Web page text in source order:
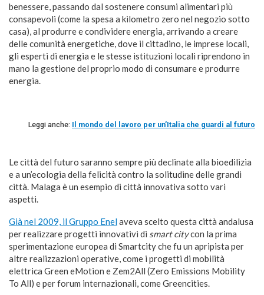
benessere, passando dal sostenere consumi alimentari più
consapevoli (come la spesa a kilometro zero nel negozio sotto
casa), al produrre e condividere energia, arrivando a creare
delle comunità energetiche, dove il cittadino, le imprese locali,
gli esperti di energia e le stesse istituzioni locali riprendono in
mano la gestione del proprio modo di consumare e produrre
energia.
Leggi anche: Il mondo del lavoro per un’Italia che guardi al futuro
Le città del futuro saranno sempre più declinate alla bioedilizia
e a un’ecologia della felicità contro la solitudine delle grandi
città. Malaga è un esempio di città innovativa sotto vari
aspetti.
Già nel 2009, il Gruppo Enelaveva scelto questa città andalusa
per realizzare progetti innovativi di smart citycon la prima
sperimentazione europea di Smartcity che fu un apripista per
altre realizzazioni operative, come i progetti di mobilità
elettrica Green eMotion e Zem2All (Zero Emissions Mobility
To All) e per forum internazionali, come Greencities.